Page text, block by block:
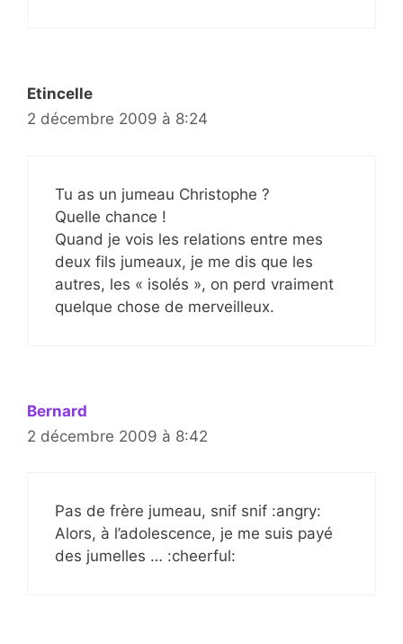
Etincelle
2 décembre 2009 à 8:24
Tu as un jumeau Christophe ?
Quelle chance !
Quand je vois les relations entre mes
deux fils jumeaux, je me dis que les
autres, les « isolés », on perd vraiment
quelque chose de merveilleux.
Bernard
2 décembre 2009 à 8:42
Pas de frère jumeau, snif snif :angry:
Alors, à l’adolescence, je me suis payé
des jumelles … :cheerful: